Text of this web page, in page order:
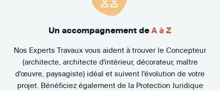
Un accompagnement de A à Z
Nos Experts Travaux vous aident à trouver le Concepteur
(architecte, architecte d'intérieur, décorateur, maître
d'œuvre, paysagiste) idéal et suivent l'évolution de votre
projet. Bénéficiez également de la Protection Juridique